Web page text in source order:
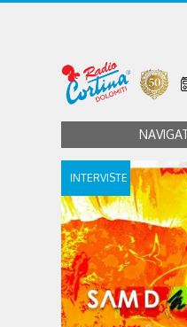
INTERVISTE